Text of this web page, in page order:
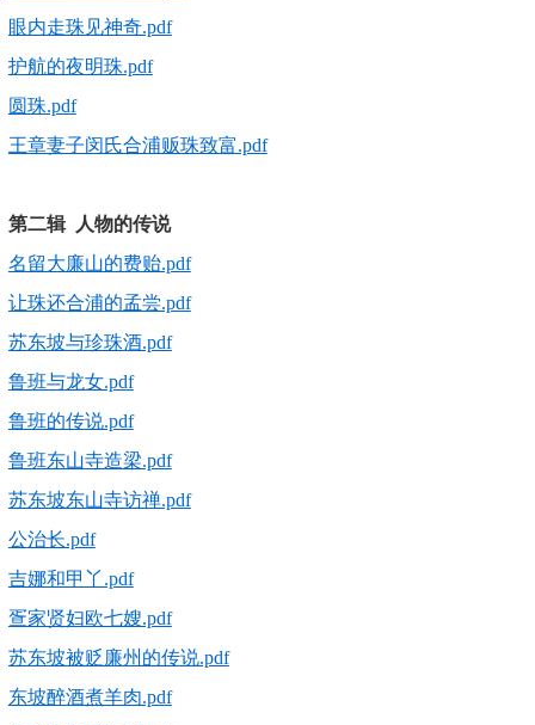
眼内走珠见神奇.pdf
护航的夜明珠.pdf
圆珠.pdf
王章妻子闵氏合浦贩珠致富.pdf
第二辑 人物的传说
名留大廉山的费贻.pdf
让珠还合浦的孟尝.pdf
苏东坡与珍珠酒.pdf
鲁班与龙女.pdf
鲁班的传说.pdf
鲁班东山寺造梁.pdf
苏东坡东山寺访禅.pdf
公治长.pdf
吉娜和甲丫.pdf
疍家贤妇欧七嫂.pdf
苏东坡被贬廉州的传说.pdf
东坡醉酒煮羊肉.pdf